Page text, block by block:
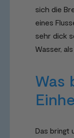
sich die
eines
sehr dick
Wasser,
Was
Das bringt